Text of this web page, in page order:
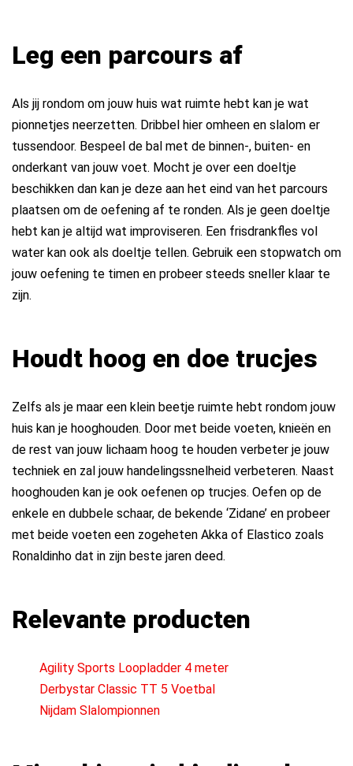
Leg een parcours af
Als jij rondom om jouw huis wat ruimte hebt kan je wat
pionnetjes neerzetten. Dribbel hier omheen en slalom er
tussendoor. Bespeel de bal met de binnen-, buiten- en
onderkant van jouw voet. Mocht je over een doeltje
beschikken dan kan je deze aan het eind van het parcours
plaatsen om de oefening af te ronden. Als je geen doeltje
hebt kan je altijd wat improviseren. Een frisdrankfles vol
water kan ook als doeltje tellen. Gebruik een stopwatch om
jouw oefening te timen en probeer steeds sneller klaar te
zijn.
Houdt hoog en doe trucjes
Zelfs als je maar een klein beetje ruimte hebt rondom jouw
huis kan je hooghouden. Door met beide voeten, knieën en
de rest van jouw lichaam hoog te houden verbeter je jouw
techniek en zal jouw handelingssnelheid verbeteren. Naast
hooghouden kan je ook oefenen op trucjes. Oefen op de
enkele en dubbele schaar, de bekende ‘Zidane’ en probeer
met beide voeten een zogeheten Akka of Elastico zoals
Ronaldinho dat in zijn beste jaren deed.
Relevante producten
Agility Sports Loopladder 4 meter
Derbystar Classic TT 5 Voetbal
Nijdam Slalompionnen